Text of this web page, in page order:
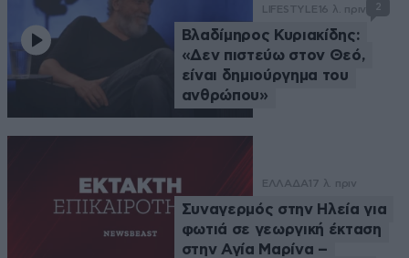
LIFESTYLE 16 λ. πριν 2
Βλαδίμηρος Κυριακίδης:
«Δεν πιστεύω στον Θεό,
είναι δημιούργημα του
ανθρώπου»
ΕΛΛΑΔΑ 17 λ. πριν
Συναγερμός στην Ηλεία για
φωτιά σε γεωργική έκταση
στην Αγία Μαρίνα –